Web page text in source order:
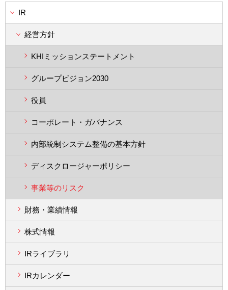
IR
経営方針
KHIミッションステートメント
グループビジョン2030
役員
コーポレート・ガバナンス
内部統制システム整備の基本方針
ディスクロージャーポリシー
事業等のリスク
財務・業績情報
株式情報
IRライブラリ
IRカレンダー